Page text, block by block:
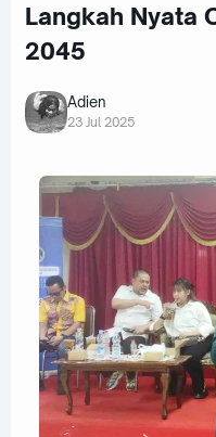
Langkah Nyata
2045
Adien
23 Jul 2025